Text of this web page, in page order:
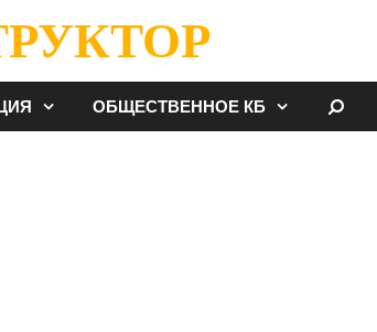
ОБЩЕСТВЕННОЕ КБ